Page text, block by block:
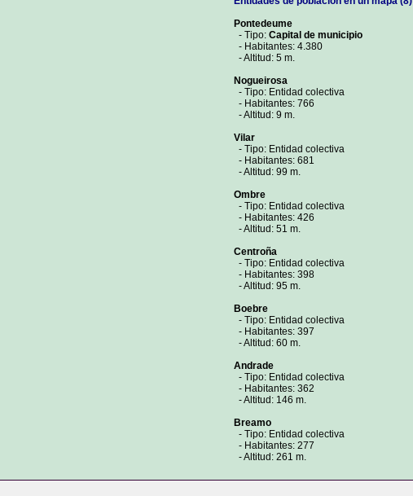
Pontedeume
- Tipo: Capital de municipio
- Habitantes: 4.380
- Altitud: 5 m.
Nogueirosa
- Tipo: Entidad colectiva
- Habitantes: 766
- Altitud: 9 m.
Vilar
- Tipo: Entidad colectiva
- Habitantes: 681
- Altitud: 99 m.
Ombre
- Tipo: Entidad colectiva
- Habitantes: 426
- Altitud: 51 m.
Centroña
- Tipo: Entidad colectiva
- Habitantes: 398
- Altitud: 95 m.
Boebre
- Tipo: Entidad colectiva
- Habitantes: 397
- Altitud: 60 m.
Andrade
- Tipo: Entidad colectiva
- Habitantes: 362
- Altitud: 146 m.
Breamo
- Tipo: Entidad colectiva
- Habitantes: 277
- Altitud: 261 m.